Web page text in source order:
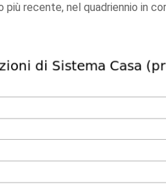
recente, nel quadriennio in